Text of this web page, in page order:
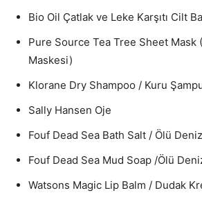
Bio Oil Çatlak ve Leke Karşıtı Cilt
Pure Source Tea Tree Sheet Mask
Maskesi)
Klorane Dry Shampoo / Kuru
Sally Hansen Oje
Fouf Dead Sea Bath Salt / Ölü
Fouf Dead Sea Mud Soap /Ölü
Watsons Magic Lip Balm / Dudak